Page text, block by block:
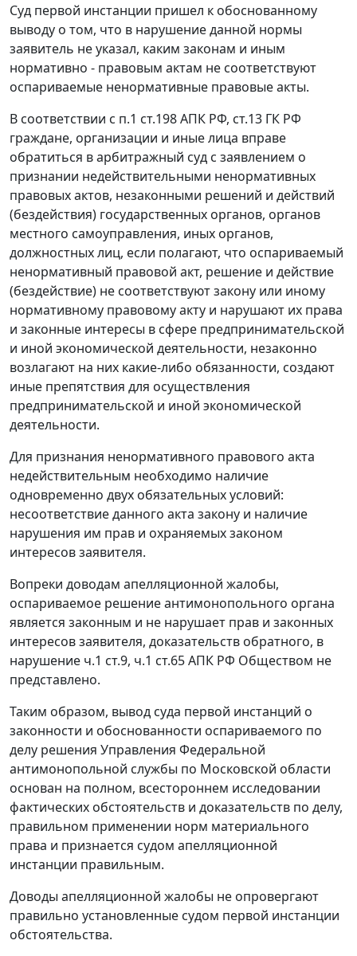
Суд первой инстанции пришел к обоснованному
выводу о том, что в нарушение данной нормы
заявитель не указал, каким законам и иным
нормативно - правовым актам не соответствуют
оспариваемые ненормативные правовые акты.
В соответствии с п.1 ст.198АПК РФ, ст.13 ГК РФ
граждане, организации и иные лица вправе
обратиться в арбитражный суд с заявлением о
признании недействительными ненормативных
правовых актов, незаконными решений и действий
(бездействия) государственных органов, органов
местного самоуправления, иных органов,
должностных лиц, если полагают, что оспариваемый
ненормативный правовой акт, решение и действие
(бездействие) не соответствуют закону или иному
нормативному правовому акту и нарушают их права
и законные интересы в сфере предпринимательской
и иной экономической деятельности, незаконно
возлагают на них какие-либо обязанности, создают
иные препятствия для осуществления
предпринимательской и иной экономической
деятельности.
Для признания ненормативного правового акта
недействительным необходимо наличие
одновременно двух обязательных условий:
несоответствие данного акта закону и наличие
нарушения им прав и охраняемых законом
интересов заявителя.
Вопреки доводам апелляционной жалобы,
оспариваемое решение антимонопольного органа
является законным и не нарушает прав и законных
интересов заявителя, доказательств обратного, в
нарушение ч.1 ст.9, ч.1 ст.65АПК РФ Обществом не
представлено.
Таким образом, вывод суда первой инстанций о
законности и обоснованности оспариваемого по
делу решения Управления Федеральной
антимонопольной службы по Московской области
основан на полном, всестороннем исследовании
фактических обстоятельств и доказательств по делу,
правильном применении норм материального
права и признается судом апелляционной
инстанции правильным.
Доводы апелляционной жалобы не опровергают
правильно установленные судом первой инстанции
обстоятельства.